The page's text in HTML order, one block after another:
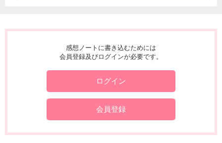
感想ノートに書き込むためには
会員登録及びログインが必要です。
ログイン
会員登録